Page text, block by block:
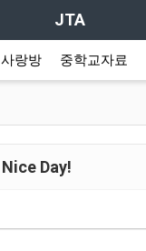
JTA
사랑방 중학교자료
Day!